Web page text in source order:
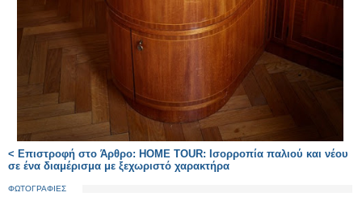
< Επιστροφή στο Άρθρο: HOME TOUR: Ισορροπία παλιού και νέου
σε ένα διαμέρισμα με ξεχωριστό χαρακτήρα
ΦΩΤΟΓΡΑΦΙΕΣ